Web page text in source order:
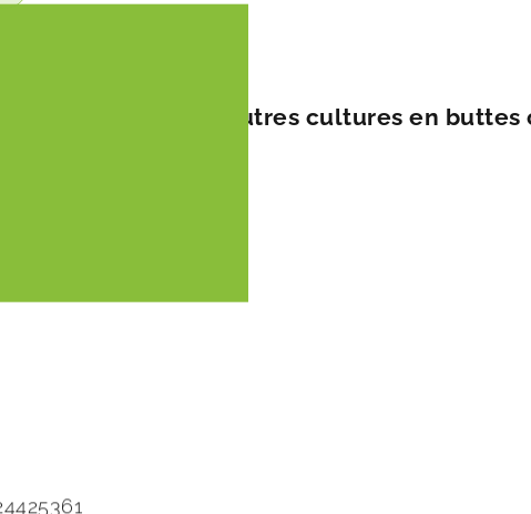
pour asperges et autres cultures en